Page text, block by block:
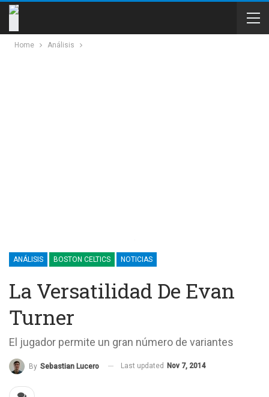
Home Análisis
ANÁLISIS BOSTON CELTICS NOTICIAS
La Versatilidad De Evan
Turner
El jugador permite un gran número de variantes
By Sebastian Lucero Last updated Nov 7, 2014